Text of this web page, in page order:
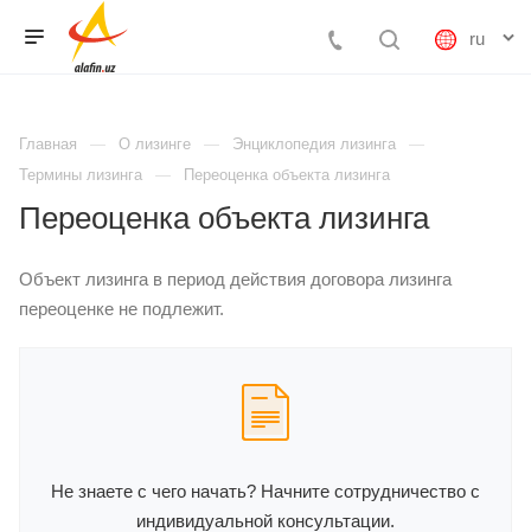
Главная О лизинге
Энциклопедия лизинга
Термины лизинга
Переоценка объекта лизинга
Переоценка объекта лизинга
Объект лизинга в период действия договора лизинга
переоценке не подлежит.
Не знаете с чего начать? Начните сотрудничество с
индивидуальной консультации.